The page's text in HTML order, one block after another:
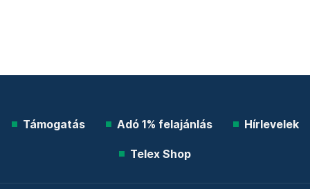
Támogatás Adó 1% felajánlás Hírlevelek
Telex Shop